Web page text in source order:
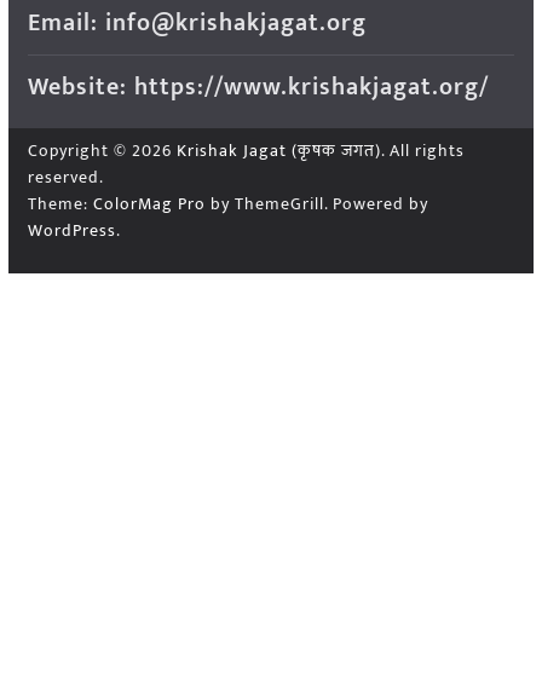
Email: info@krishakjagat.org
Website: https://www.krishakjagat.org/
Copyright © 2026 Krishak Jagat (कृषक जगत). All rights
reserved.
Theme: ColorMag Pro by ThemeGrill. Powered by
WordPress.